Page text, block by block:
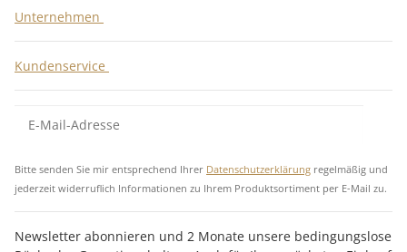
Unternehmen
Kundenservice
Bitte senden Sie mir entsprechend Ihrer Datenschutzerklärung regelmäßig und
jederzeit widerruflich Informationen zu Ihrem Produktsortiment per E-Mail zu.
Newsletter abonnieren und 2 Monate unsere bedingungslose